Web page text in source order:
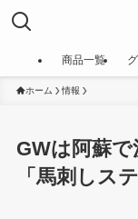
商品一覧
ホーム 情報
GWは阿蘇
「馬刺しス